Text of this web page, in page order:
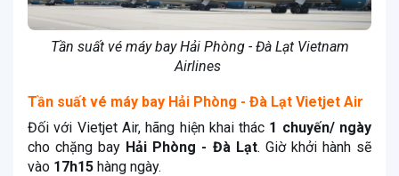
Tần suất vé máy bay Hải Phòng - Đà Lạt Vietnam
Airlines
Tần suất vé máy bay Hải Phòng - Đà Lạt Vietjet Air
Đối với Vietjet Air, hãng hiện khai thác 1 chuyến/ ngày
cho chặng bay Hải Phòng - Đà Lạt. Giờ khởi hành sẽ
vào 17h15 hàng ngày.